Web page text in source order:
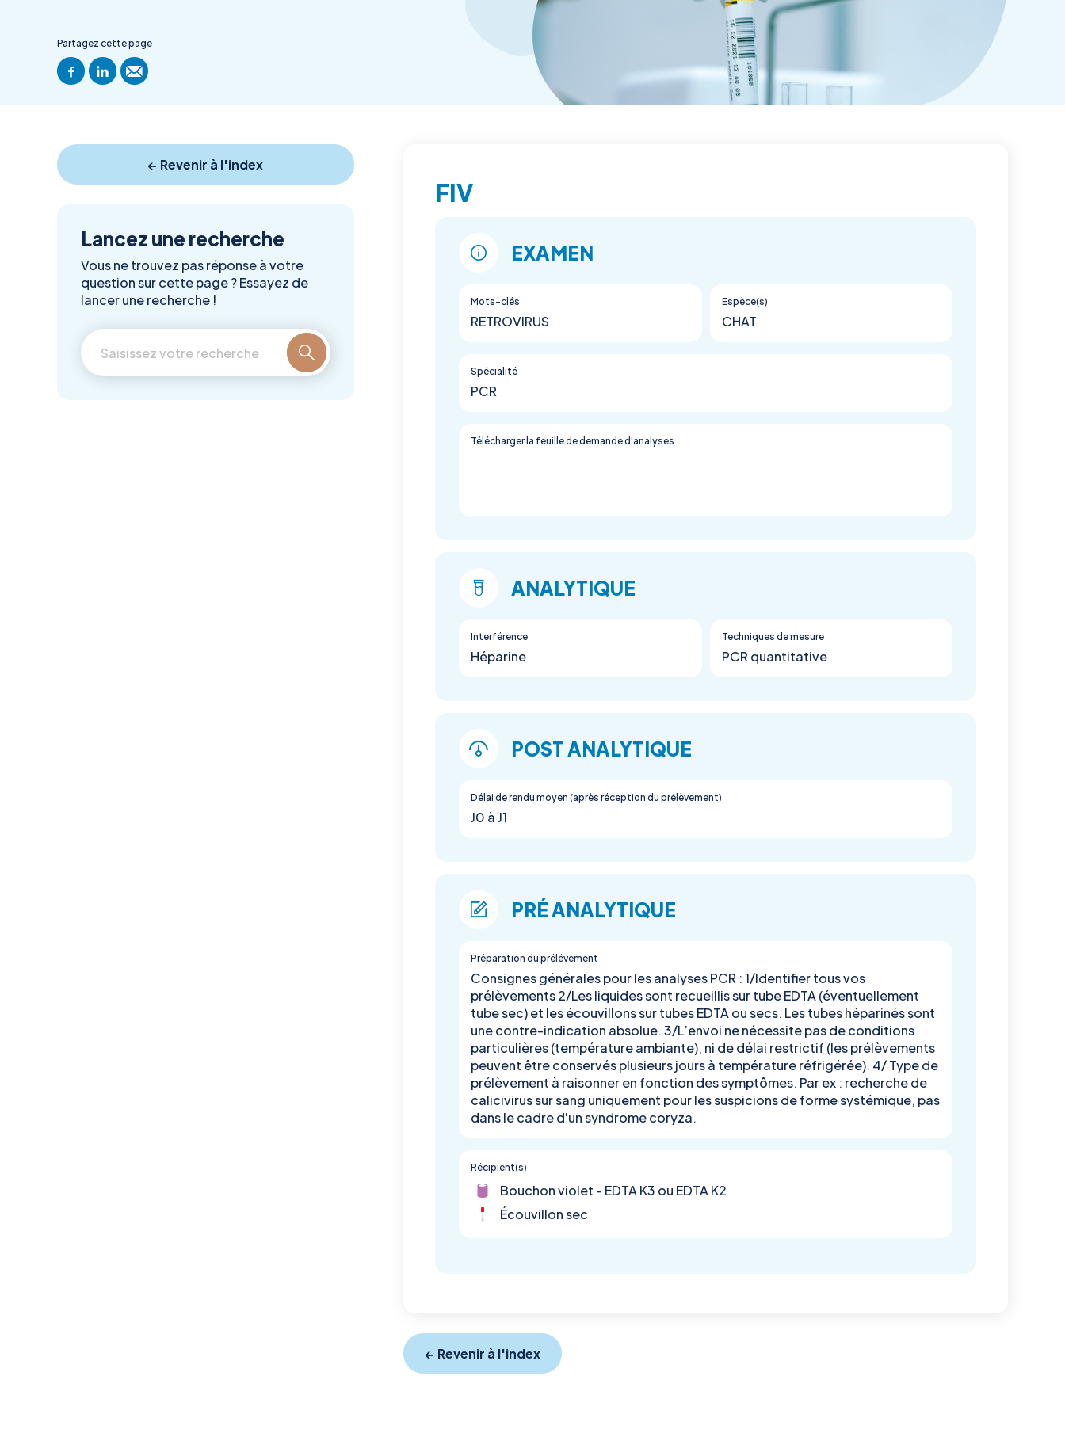
Partagez cette page
← Revenir à l'index
Lancez une recherche
Vous ne trouvez pas réponse à votre
question sur cette page ? Essayez de
lancer une recherche !
FIV
EXAMEN
Mots-clés
RETROVIRUS
Espèce(s)
CHAT
Spécialité
PCR
Télécharger la feuille de demande d'analyses
ANALYTIQUE
Interférence
Héparine
Techniques de mesure
PCR quantitative
POST ANALYTIQUE
Délai de rendu moyen (après réception du prélèvement)
J0 à J1
PRÉ ANALYTIQUE
Préparation du prélévement
Consignes générales pour les analyses PCR : 1/Identifier tous vos
prélèvements 2/Les liquides sont recueillis sur tube EDTA (éventuellement
tube sec) et les écouvillons sur tubes EDTA ou secs. Les tubes héparinés sont
une contre-indication absolue. 3/L’envoi ne nécessite pas de conditions
particulières (température ambiante), ni de délai restrictif (les prélèvements
peuvent être conservés plusieurs jours à température réfrigérée). 4/ Type de
prélèvement à raisonner en fonction des symptômes. Par ex : recherche de
calicivirus sur sang uniquement pour les suspicions de forme systémique, pas
dans le cadre d'un syndrome coryza.
Récipient(s)
Bouchon violet - EDTA K3 ou EDTA K2
Écouvillon sec
← Revenir à l'index